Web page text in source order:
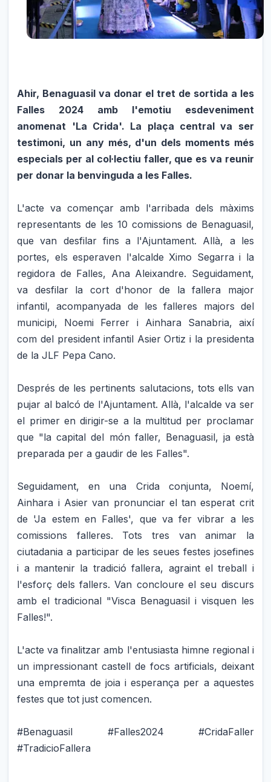
Ahir, Benaguasil va donar el tret de sortida a les
Falles 2024 amb l'emotiu esdeveniment
anomenat 'La Crida'. La plaça central va ser
testimoni, un any més, d'un dels moments més
especials per al col·lectiu faller, que es va reunir
per donar la benvinguda a les Falles.
L'acte va començar amb l'arribada dels màxims
representants de les 10 comissions de Benaguasil,
que van desfilar fins a l'Ajuntament. Allà, a les
portes, els esperaven l'alcalde Ximo Segarra i la
regidora de Falles, Ana Aleixandre. Seguidament,
va desfilar la cort d'honor de la fallera major
infantil, acompanyada de les falleres majors del
municipi, Noemi Ferrer i Ainhara Sanabria, així
com del president infantil Asier Ortiz i la presidenta
de la JLF Pepa Cano.
Després de les pertinents salutacions, tots ells van
pujar al balcó de l'Ajuntament. Allà, l'alcalde va ser
el primer en dirigir-se a la multitud per proclamar
que "la capital del món faller, Benaguasil, ja està
preparada per a gaudir de les Falles".
Seguidament, en una Crida conjunta, Noemí,
Ainhara i Asier van pronunciar el tan esperat crit
de 'Ja estem en Falles', que va fer vibrar a les
comissions falleres. Tots tres van animar la
ciutadania a participar de les seues festes josefines
i a mantenir la tradició fallera, agraint el treball i
l'esforç dels fallers. Van concloure el seu discurs
amb el tradicional "Visca Benaguasil i visquen les
Falles!".
L'acte va finalitzar amb l'entusiasta himne regional i
un impressionant castell de focs artificials, deixant
una empremta de joia i esperança per a aquestes
festes que tot just comencen.
#Benaguasil #Falles2024 #CridaFaller
#TradicioFallera